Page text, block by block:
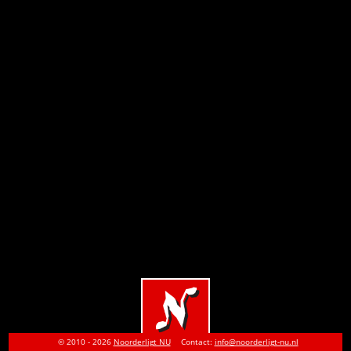
© 2010 - 2026 Noorderligt NU Contact: info@noorderligt-nu.nl